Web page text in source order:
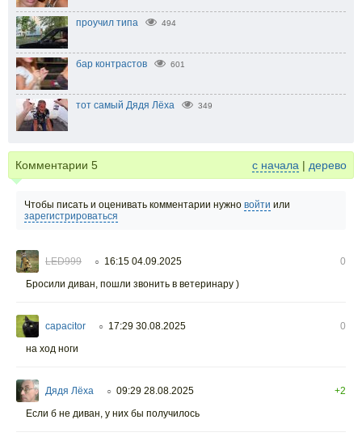
проучил типа 494
бар контрастов 601
тот самый Дядя Лёха 349
Комментарии 5 с начала | дерево
Чтобы писать и оценивать комментарии нужно войти или
зарегистрироваться
LED999 ○ 16:15 04.09.2025
0
Бросили диван, пошли звонить в ветеринару )
capacitor ○ 17:29 30.08.2025
0
на ход ноги
Дядя Лёха ○ 09:29 28.08.2025
+2
Если б не диван, у них бы получилось